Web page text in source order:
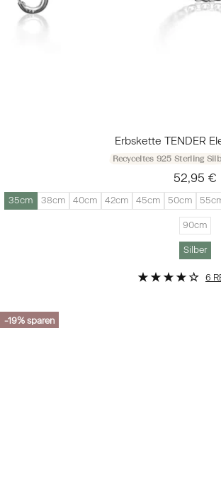
Erbskette TENDER
Recyceltes 925 Sterling
52,95 €
35cm 38cm 40cm 42cm 45cm 50cm
90cm
Silber
6
-19%